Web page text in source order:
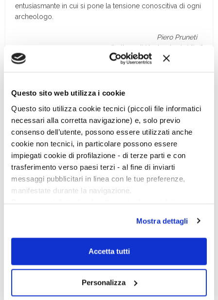
Questo sito web utilizza i cookie
Questo sito utilizza cookie tecnici (piccoli file informatici
necessari alla corretta navigazione) e, solo previo
consenso dell’utente, possono essere utilizzati anche
cookie non tecnici, in particolare possono essere
impiegati cookie di profilazione - di terze parti e con
trasferimento verso paesi terzi - al fine di inviarti
messaggi pubblicitari in linea con le tue preferenze,
manifestate durante la navigazione.
scelte privacy sui cookie, ti invitiamo a prendere visione
dell’informativa cookie.
Chiudendo il banner tramite la “X” prosegui la
dei soli cookie tecnici. Selezionando “Accetta tutti” presti
il tuo consenso alla profilazione che potrai revocare in
ogni momentoRevoca
Mostra dettagli
Accetta tutti
Personalizza
entusiasmante in cui si pone la tensione conoscitiva di ogni
archeologo.
Piero Pruneti
direttore di “Archeologia Viva”